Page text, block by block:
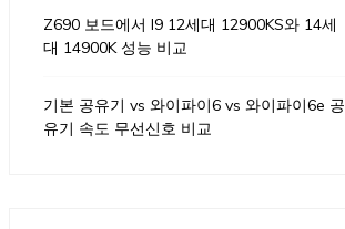
Z690 보드에서 I9 12세대 12900KS와 14세
대 14900K 성능 비교
기본 공유기 vs 와이파이6 vs 와이파이6e 공
유기 속도 무선신호 비교